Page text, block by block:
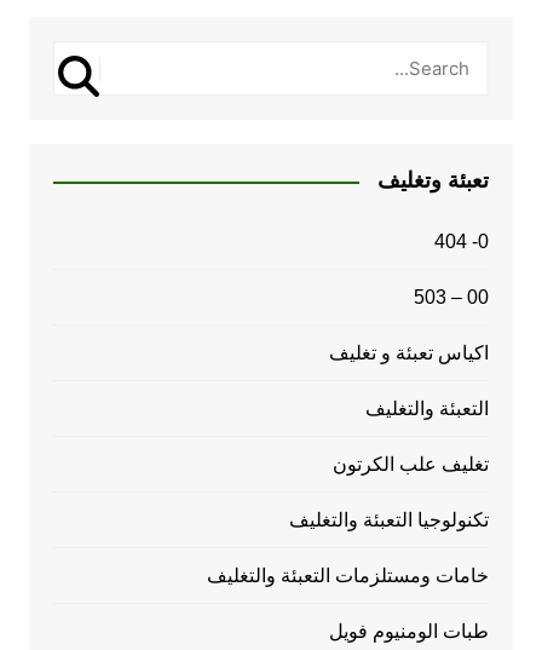
تعبئة وتغليف
0- 404
00 – 503
اكياس تعبئة و تغليف
التعبئة والتغليف
تغليف علب الكرتون
تكنولوجيا التعبئة والتغليف
خامات ومستلزمات التعبئة والتغليف
طبات الومنيوم فويل